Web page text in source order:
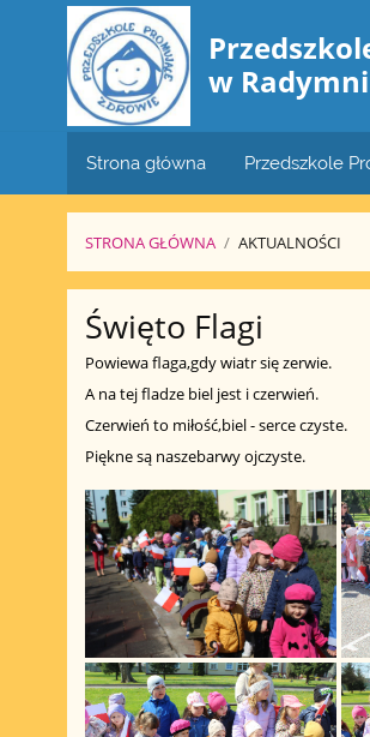
w
Strona główna Przedszkole
STRONA GŁÓWNA / AKTUALNOŚCI
Aktualności
Święto Flagi
Powiewa flaga,gdy wiatr się zerwie.
A na tej fladze biel jest i czerwień.
Czerwień to miłość,biel - serce czyste.
Piękne są naszebarwy ojczyste.